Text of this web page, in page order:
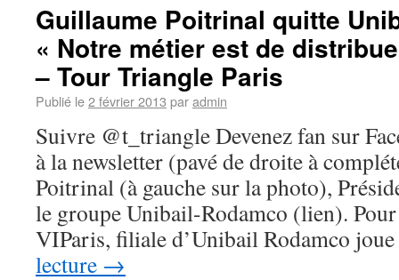
Guillaume Poitrinal quitte
« Notre métier est de
– Tour Triangle Paris
Publié le2 février 2013 paradmin
Suivre @t_triangle Devenez fan sur
à la newsletter (pavé de droite à
Poitrinal (à gauche sur la photo),
le groupe Unibail-Rodamco (lien).
VIParis, filiale d’Unibail Rodamco
lecture →